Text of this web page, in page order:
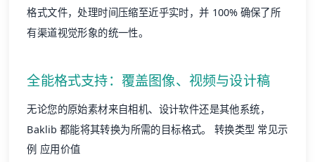
格式文件，处理时间压缩至近乎实时，并 100% 确保了所
有渠道视觉形象的统一性。
全能格式支持：覆盖图像、视频与设计稿
无论您的原始素材来自相机、设计软件还是其他系统，
Baklib 都能将其转换为所需的目标格式。 转换类型 常见示
例 应用价值